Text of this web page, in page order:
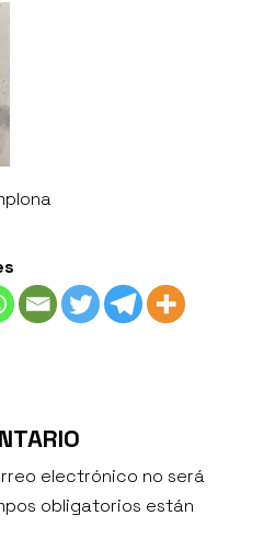
electrónico no será
obligatorios están